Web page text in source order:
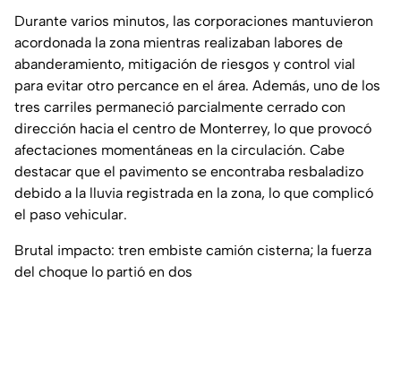
Durante varios minutos, las corporaciones mantuvieron
acordonada la zona mientras realizaban labores de
abanderamiento, mitigación de riesgos y control vial
para evitar otro percance en el área. Además, uno de los
tres carriles permaneció parcialmente cerrado con
dirección hacia el centro de Monterrey, lo que provocó
afectaciones momentáneas en la circulación. Cabe
destacar que el pavimento se encontraba resbaladizo
debido a la lluvia registrada en la zona, lo que complicó
el paso vehicular.
Brutal impacto: tren embiste camión cisterna; la fuerza
del choque lo partió en dos